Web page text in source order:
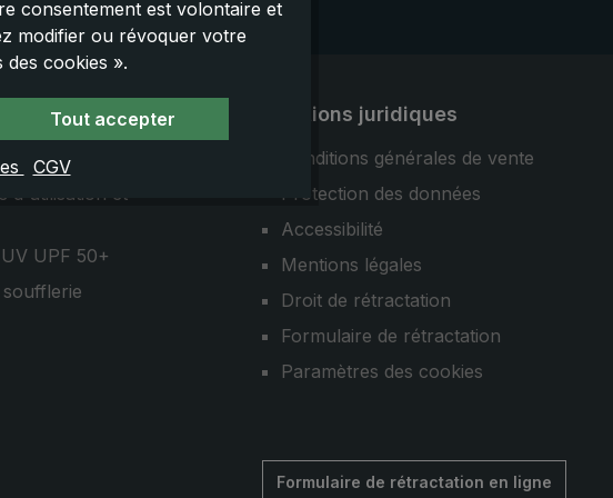
d'utilisation et
UPF 50+
soufflerie
Mentions juridiques
Conditions générales de vente
Protection des données
Accessibilité
Mentions légales
Droit de rétractation
Formulaire de rétractation
Paramètres des cookies
Formulaire de rétractation en ligne
consentement est volontaire et
modifier ou révoquer votre
cookies ».
Tout accepter
CGV